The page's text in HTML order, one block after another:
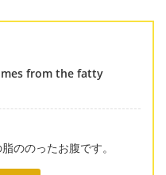
from the fatty
ののったお腹です。